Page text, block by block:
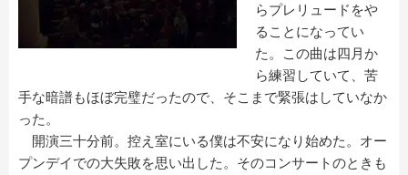
らプレリュードをや
ることになってい
た。この曲は四月か
ら練習していて、苦
手な暗譜もほぼ完璧だったので、そこまで緊張はしていなか
った。
開演三十分前。控え室にいる僕は不安になり始めた。オー
プンデイでの大失敗を思い出した。そのコンサートのときも